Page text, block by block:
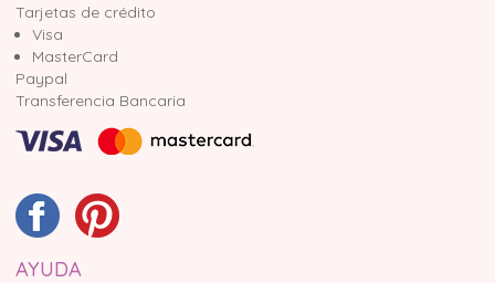
Tarjetas de crédito
Visa
MasterCard
Paypal
Transferencia Bancaria
AYUDA